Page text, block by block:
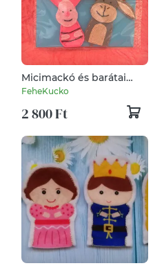
Micimackó és barátai
ujjbáb csomag
FeheKucko
2 800 Ft